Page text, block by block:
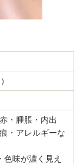
・腫脹・内出
・アレルギーな
味が濃く見え